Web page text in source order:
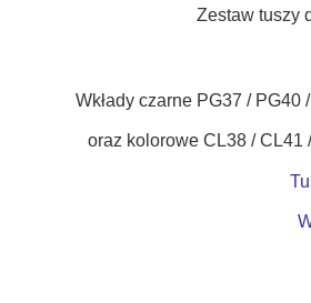
Zestaw tuszy
Wkłady czarne PG37 /
oraz kolorowe CL38 / CL41